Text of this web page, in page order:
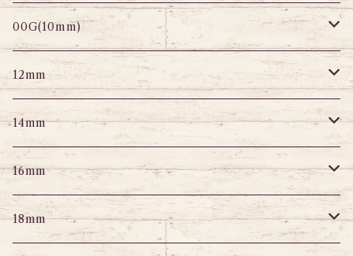
セグメントリング
ニップルピアス
スクランパー
フェイクプラグ
パーツ
セグメント
変形ピアス
ニップルピアス
パーツ
パーツ
プラグ
パーツ
プラグ
トンネル
アイレット
エキスパンダー
パーツ
プラグ
アイレット
エキスパンダー
パーツ
サーキュラー
トンネル
プラグ
アイレット
エキスパンダー
プラグ
アイレット
エキスパンダー
パーツ
トンネル
プラグ
アイレット
エキスパンダー
パーツ
00G(10mm)
トンネル
プラグ
アイレット
エキスパンダー
12mm
トンネル
プラグ
アイレット
14mm
トンネル
プラグ
16mm
トンネル
18mm